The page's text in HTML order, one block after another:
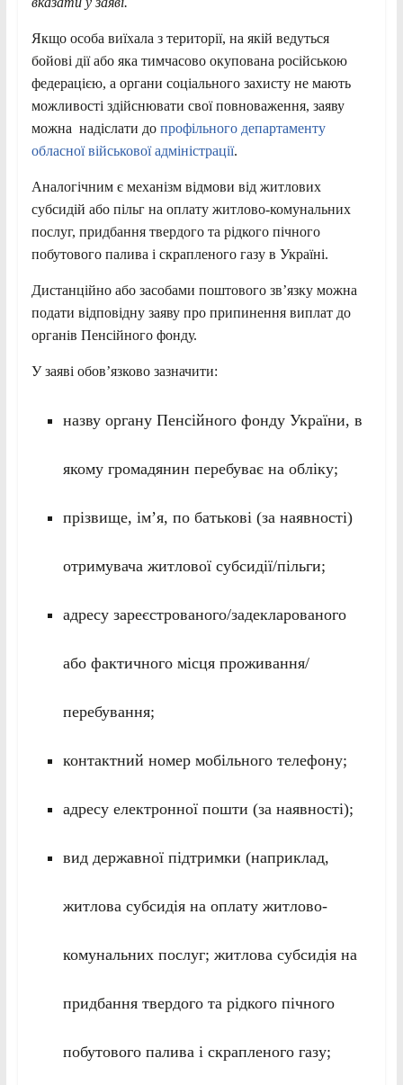
Якщо особа виїхала з території, на якій ведуться
бойові дії або яка тимчасово окупована російською
федерацією, а органи соціального захисту не мають
можливості здійснювати свої повноваження, заяву
можна надіслати до профільного департаменту
обласної військової адміністрації.
Аналогічним є механізм відмови від житлових
субсидій або пільг на оплату житлово-комунальних
послуг, придбання твердого та рідкого пічного
побутового палива і скрапленого газу в Україні.
Дистанційно або засобами поштового зв’язку можна
подати відповідну заяву про припинення виплат до
органів Пенсійного фонду.
У заяві обов’язково зазначити:
назву органу Пенсійного фонду України, в
якому громадянин перебуває на обліку;
прізвище, ім’я, по батькові (за наявності)
отримувача житлової субсидії/пільги;
адресу зареєстрованого/задекларованого
або фактичного місця проживання/
перебування;
контактний номер мобільного телефону;
адресу електронної пошти (за наявності);
вид державної підтримки (наприклад,
житлова субсидія на оплату житлово-
комунальних послуг; житлова субсидія на
придбання твердого та рідкого пічного
побутового палива і скрапленого газу;